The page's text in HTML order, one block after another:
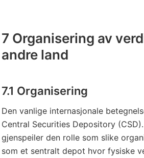
7 Organisering av
andre land
7.1 Organisering
Den vanlige internasjonale
Central Securities Depository
gjenspeiler den rolle som slike
som et sentralt depot hvor fysiske